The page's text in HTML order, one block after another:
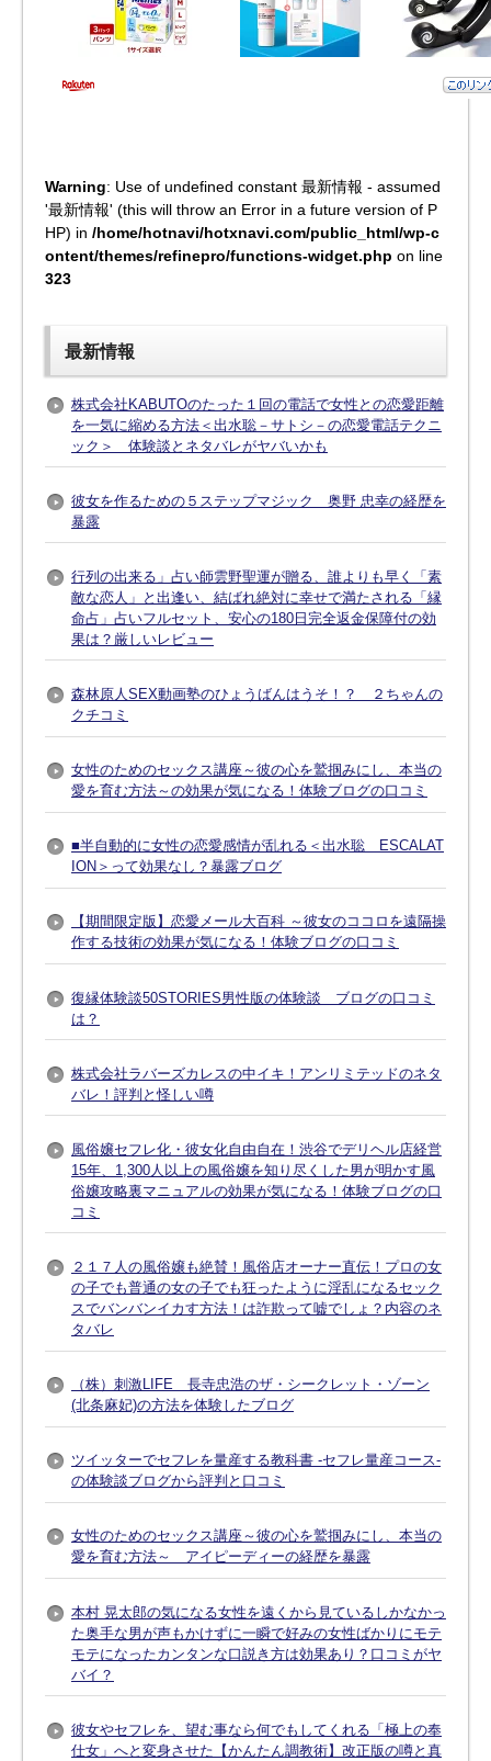
Warning: Use of undefined constant 最新情報 - assumed
'最新情報' (this will throw an Error in a future version of P
HP) in /home/hotnavi/hotxnavi.com/public_html/wp-c
ontent/themes/refinepro/functions-widget.php on line
323
最新情報
株式会社KABUTOのたった１回の電話で女性との恋愛距離
を一気に縮める方法＜出水聡－サトシ－の恋愛電話テクニ
ック＞ 体験談とネタバレがヤバいかも
彼女を作るための５ステップマジック 奥野 忠幸の経歴を
暴露
行列の出来る」占い師雲野聖運が贈る、誰よりも早く「素
敵な恋人」と出逢い、結ばれ絶対に幸せで満たされる「縁
命占」占いフルセット、安心の180日完全返金保障付の効
果は？厳しいレビュー
森林原人SEX動画塾のひょうばんはうそ！？ ２ちゃんの
クチコミ
女性のためのセックス講座～彼の心を鷲掴みにし、本当の
愛を育む方法～の効果が気になる！体験ブログの口コミ
■半自動的に女性の恋愛感情が乱れる＜出水聡 ESCALAT
ION＞って効果なし？暴露ブログ
【期間限定版】恋愛メール大百科 ～彼女のココロを遠隔操
作する技術の効果が気になる！体験ブログの口コミ
復縁体験談50STORIES男性版の体験談 ブログの口コミ
は？
株式会社ラバーズカレスの中イキ！アンリミテッドのネタ
バレ！評判と怪しい噂
風俗嬢セフレ化・彼女化自由自在！渋谷でデリヘル店経営
15年、1,300人以上の風俗嬢を知り尽くした男が明かす風
俗嬢攻略裏マニュアルの効果が気になる！体験ブログの口
コミ
２１７人の風俗嬢も絶賛！風俗店オーナー直伝！プロの女
の子でも普通の女の子でも狂ったように淫乱になるセック
スでバンバンイカす方法！は詐欺って嘘でしょ？内容のネ
タバレ
（株）刺激LIFE 長寺忠浩のザ・シークレット・ゾーン
(北条麻妃)の方法を体験したブログ
ツイッターでセフレを量産する教科書 -セフレ量産コース-
の体験談ブログから評判と口コミ
女性のためのセックス講座～彼の心を鷲掴みにし、本当の
愛を育む方法～ アイピーディーの経歴を暴露
本村 晃太郎の気になる女性を遠くから見ているしかなかっ
た奥手な男が声もかけずに一瞬で好みの女性ばかりにモテ
モテになったカンタンな口説き方は効果あり？口コミがヤ
バイ？
彼女やセフレを、望む事なら何でもしてくれる「極上の奉
仕女」へと変身させた【かんたん調教術】改正版の噂と真